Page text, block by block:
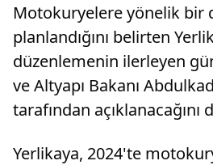
Motokuryelere yönelik bir
planlandığını belirten
düzenlemenin ilerleyen
ve Altyapı Bakanı
tarafından açıklanacağını
Yerlikaya, 2024'te